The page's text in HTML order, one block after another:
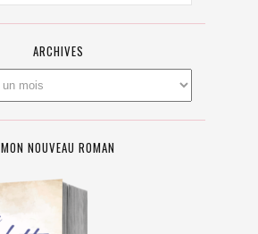
ARCHIVES
MON NOUVEAU ROMAN